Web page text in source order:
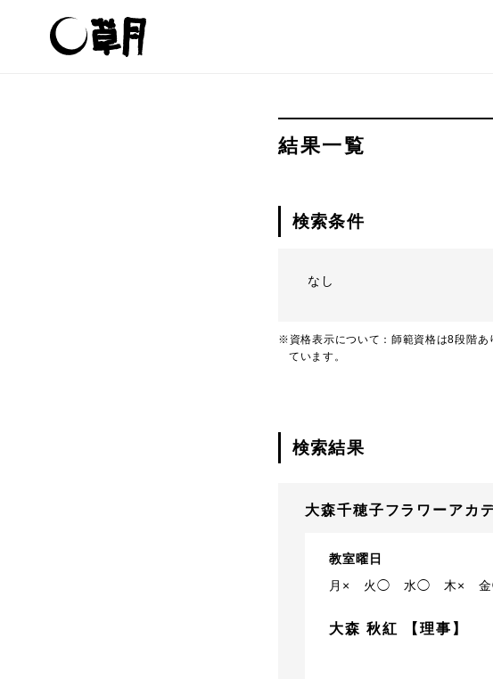
結果一覧
検索条件
なし
※資格表示について：師範資格は8段階あ
ています。
検索結果
大森千穂子フラワーアカ
教室曜日
月×
火◯ 水◯ 木×
大森 秋紅 【理事】